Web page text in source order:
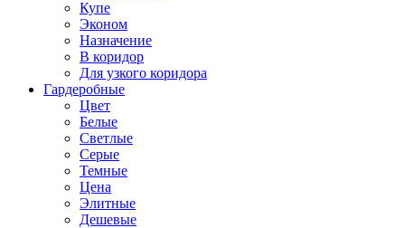
Купе
Эконом
Назначение
В коридор
Для узкого коридора
Гардеробные
Цвет
Белые
Светлые
Серые
Темные
Цена
Элитные
Дешевые